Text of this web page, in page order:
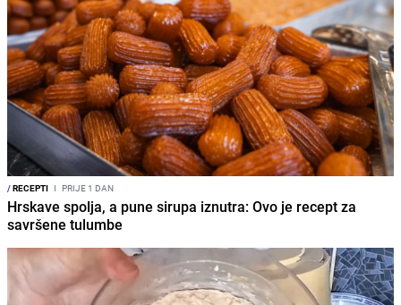
/RECEPTI I PRIJE 1 DAN
Hrskave spolja, a pune sirupa iznutra: Ovo je recept za
savršene tulumbe